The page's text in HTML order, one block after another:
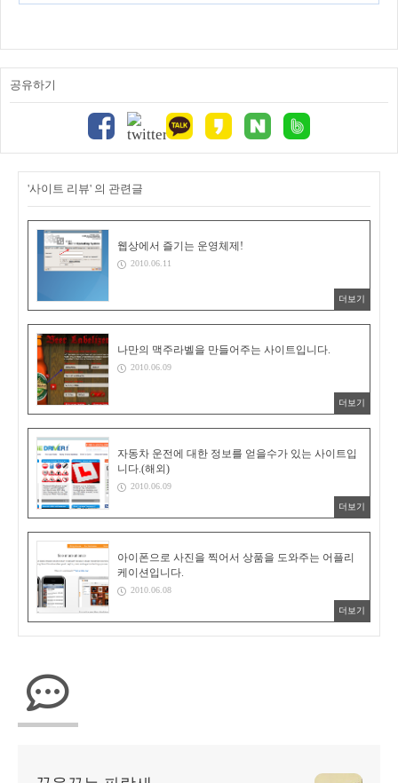
공유하기
'사이트 리뷰' 의 관련글
웹상에서 즐기는 운영체제!
2010.06.11
더보기
나만의 맥주라벨을 만들어주는 사이트입니다.
2010.06.09
더보기
자동차 운전에 대한 정보를 얻을수가 있는 사이트입
니다.(해외)
2010.06.09
더보기
아이폰으로 사진을 찍어서 상품을 도와주는 어플리
케이션입니다.
2010.06.08
더보기